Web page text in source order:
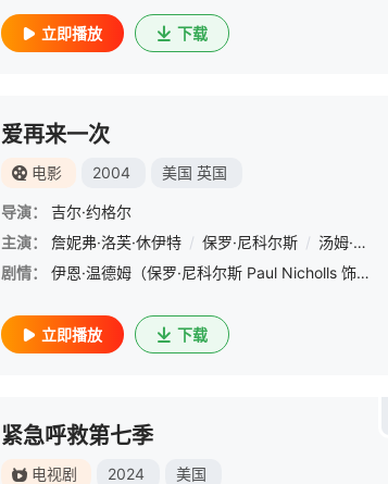
立即播放 下载
爱再来一次
电影 2004 美国 英国
导演：
吉尔·约格尔
主演：
詹妮弗·洛芙·休伊特 / 保罗·尼科尔斯 / 汤姆·威尔金森
剧情：
伊恩·温德姆（保罗·尼科尔斯 Paul Nicholls 饰）与女友萨曼莎·安德鲁斯（詹妮弗·洛芙·休伊特 Jennifer Love Hewitt 饰）像任何一对平凡的情侣一样，每天忙着自己的生活，
立即播放 下载
紧急呼救第七季
电视剧 2024 美国